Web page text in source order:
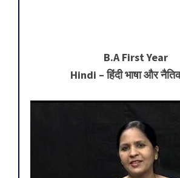
B.A First Year
Hindi – हिंदी भाषा और